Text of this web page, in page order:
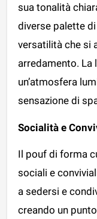
sua tonalità
diverse palette
versatilità che si
arredamento. La
un’atmosfera
sensazione di
Socialità e
Il pouf di forma
sociali e
a sedersi e
creando un